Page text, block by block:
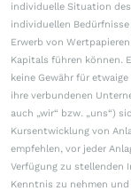
individuelle Situation
individuellen
Erwerb von
Kapitals führen können.
keine Gewähr für
ihre verbundenen
auch „wir“ bzw. „uns“)
Kursentwicklung von
empfehlen, vor jeder
Verfügung zu stellenden
Kenntnis zu nehmen